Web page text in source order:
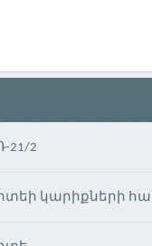
21/2
կարիքների